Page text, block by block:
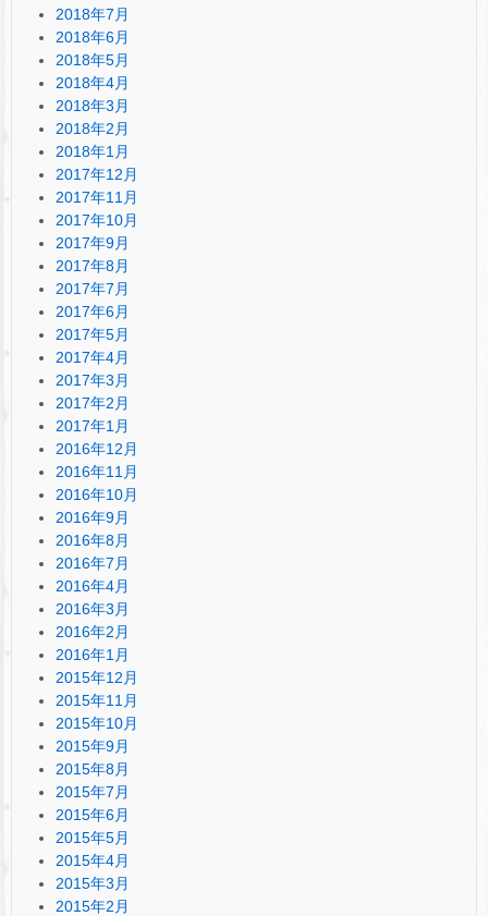
2018年7月
2018年6月
2018年5月
2018年4月
2018年3月
2018年2月
2018年1月
2017年12月
2017年11月
2017年10月
2017年9月
2017年8月
2017年7月
2017年6月
2017年5月
2017年4月
2017年3月
2017年2月
2017年1月
2016年12月
2016年11月
2016年10月
2016年9月
2016年8月
2016年7月
2016年4月
2016年3月
2016年2月
2016年1月
2015年12月
2015年11月
2015年10月
2015年9月
2015年8月
2015年7月
2015年6月
2015年5月
2015年4月
2015年3月
2015年2月